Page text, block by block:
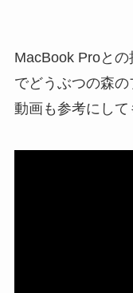
MacBook Proと
でどうぶつの森
動画も参考にして